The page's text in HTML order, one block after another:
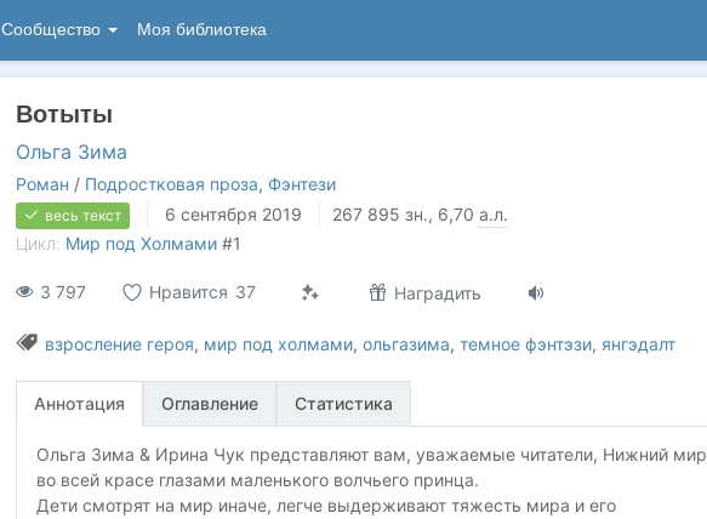
Сообщество Моя библиотека
Вотыты
Ольга Зима
Роман / Подростковая проза, Фэнтези
весь текст 6 сентября 2019 267 895 зн., 6,70 а.л.
Цикл: Мир под Холмами#1
3 797 Нравится 37 Наградить
взросление героя, мир под холмами, ольгазима, темное фэнтэзи, янгэдалт
Аннотация Оглавление Статистика
Ольга Зима & Ирина Чук представляют вам, уважаемые читатели, Нижний мир
во всей красе глазами маленького волчьего принца.
Дети смотрят на мир иначе, легче выдерживают тяжесть мира и его